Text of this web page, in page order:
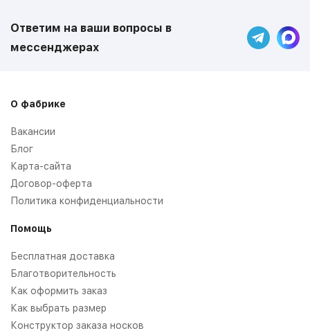
Ответим на ваши вопросы в
мессенджерах
О фабрике
Вакансии
Блог
Карта-сайта
Договор-оферта
Политика конфиденциальности
Помощь
Бесплатная доставка
Благотворительность
Как оформить заказ
Как выбрать размер
Конструктор заказа носков